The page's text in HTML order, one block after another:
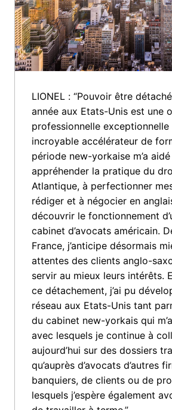
LIONEL : “Pouvoir être
année aux Etats-Unis est une
professionnelle exceptionnelle
incroyable accélérateur de
période new-yorkaise m’a
appréhender la pratique du
Atlantique, à perfectionner
rédiger et à négocier en
découvrir le fonctionnement
cabinet d’avocats‎ américain.
France, j’anticipe désormais
‎attentes des clients anglo-
servir au mieux leurs intérêts.
ce détachement, j’ai pu
réseau aux Etats-Unis tant
du cabinet new-yorkais qui
avec lesquels je continue à
aujourd’hui sur des dossiers
‎qu’auprès d’avocats d’autres
banquiers, de clients ou de
lesquels j’espère également